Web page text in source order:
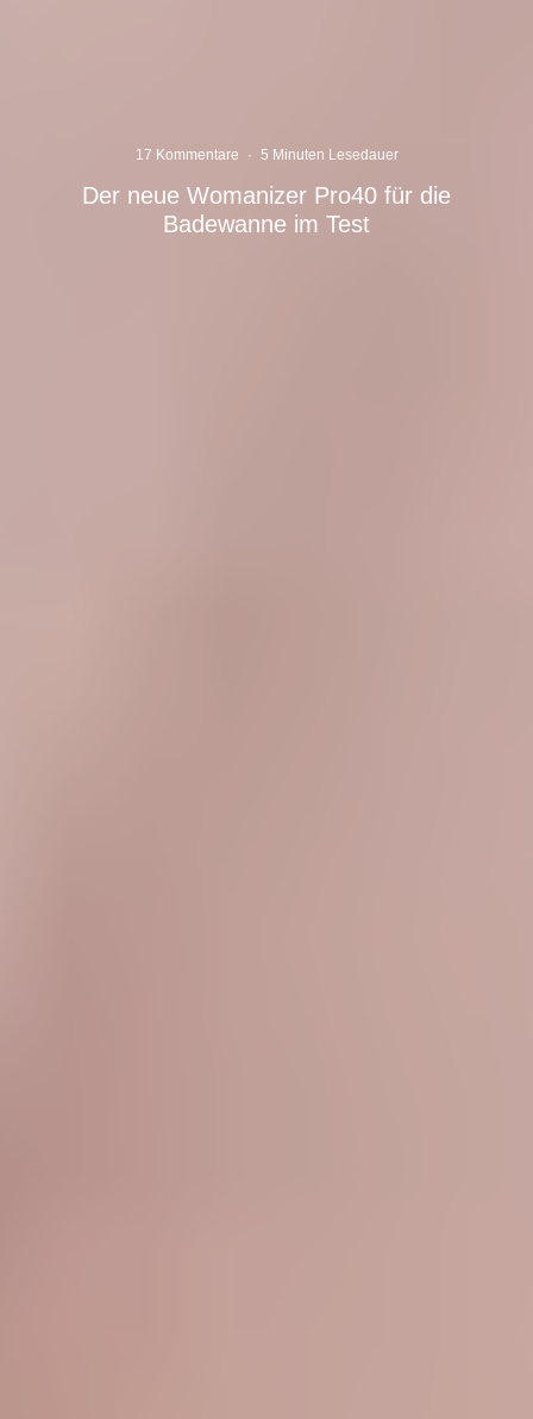
17 Kommentare · 5 Minuten Lesedauer
Der neue Womanizer Pro40 für die
Badewanne im Test